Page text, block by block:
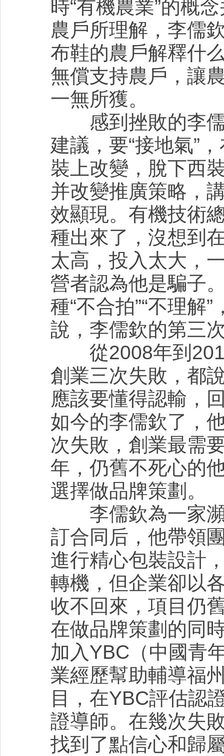
時“有機農業”的概
農戶所理解，李儒
布鞋的農戶解釋什
無償支持農戶，讓
一無所獲。
感到挫敗的李儒
建議，要“接地氣”
裝上改變，脫下西
并改變推廣策略，
效顯現。有機技術
種出來了，沒想到
太高，投入太大，
營者認為他是騙子
種“不合拍”“不理解
說，李儒欽的第三
從2008年到
創業三次失敗，都
應該要懂得認輸，
如今的李儒欽了，
次失敗，創業最需
年，仍舊不死心的
選擇做品牌策劃。
李儒欽為一家瀕
訂合同后，他帶領
進行精心包裝設計
轉機，但企業卻以
收不回來，項目仍
在做品牌策劃的同
加入YBC（中國青
業經歷幫助輔導福
目，在YBC評估認
證導師。在幾次失
找到了點信心和歸